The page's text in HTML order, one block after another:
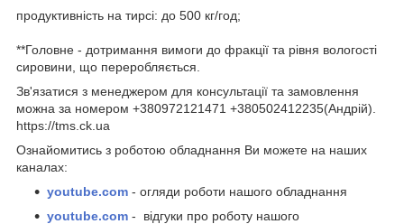
продуктивність на тирсі: до 500 кг/год;
**Головне - дотримання вимоги до фракції та рівня вологості
сировини, що переробляється.
Зв'язатися з менеджером для консультації та замовлення
можна за номером +380972121471 +380502412235(Андрій).
https://tms.ck.ua
Ознайомитись з роботою обладнання Ви можете на наших
каналах:
youtube.com - огляди роботи нашого обладнання
youtube.com - відгуки про роботу нашого